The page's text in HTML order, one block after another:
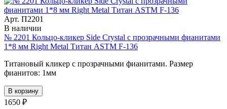
Арт. П2201
В наличии
№ 2201 Кольцо-кликер Side Crystal с прозрачными фианитами
1*8 мм Right Metal Титан ASTM F-136
Титановый кликер с прозрачными фианитами. Размер
фианитов: 1мм
В корзину
1650 ₽